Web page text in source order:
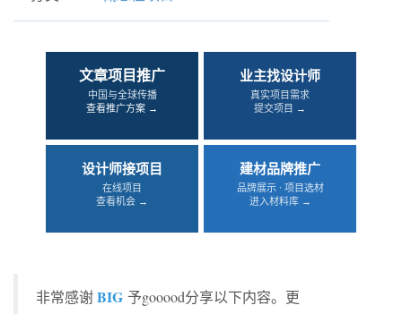
文章项目推广
中国与全球传播
查看推广方案 →
业主找设计师
真实项目需求
提交项目 →
设计师接项目
在线项目
查看机会 →
建材品牌推广
品牌展示 · 项目选材
进入材料库 →
非常感谢BIG 予gooood分享以下内容。更